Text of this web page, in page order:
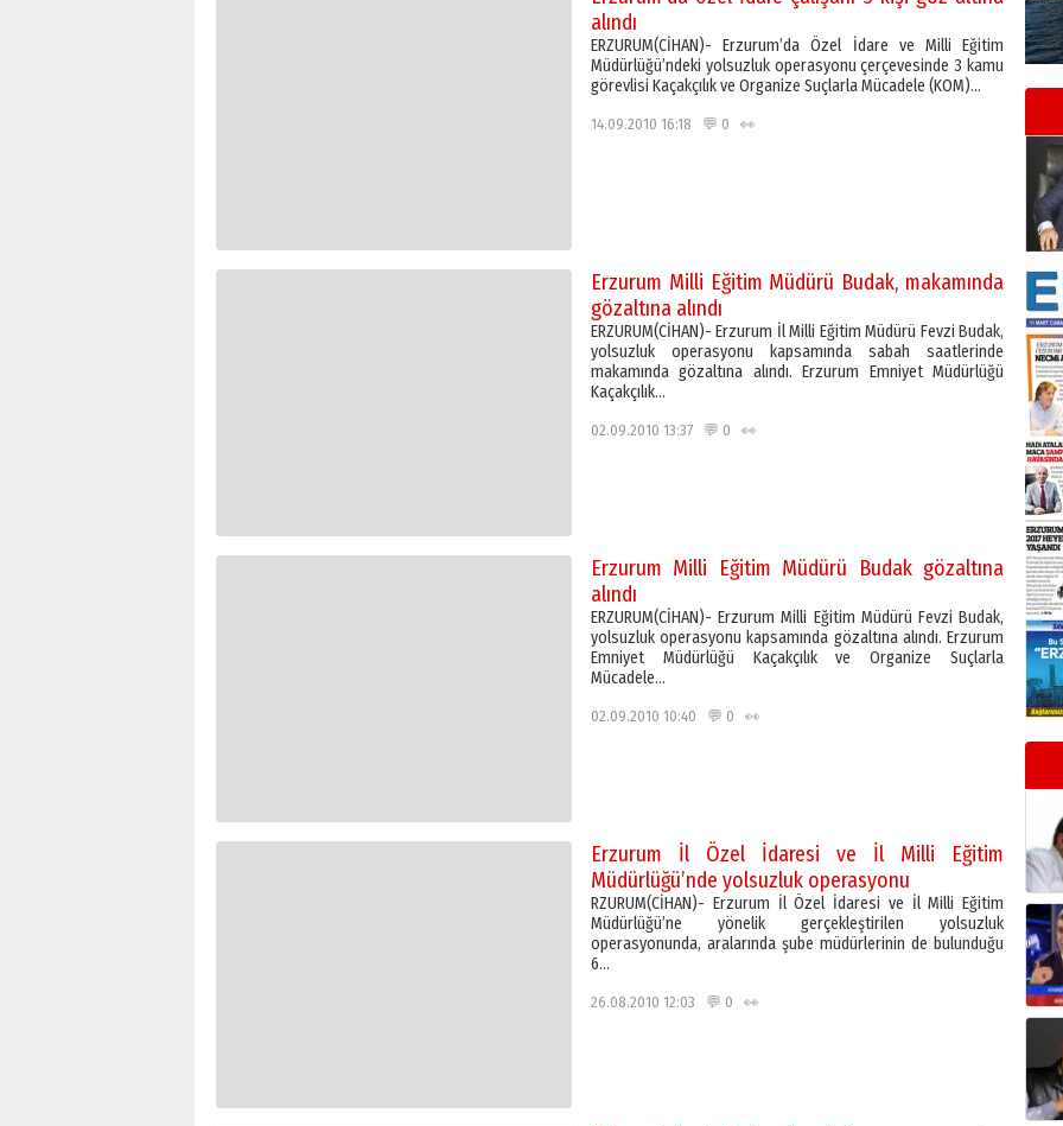
alındı
ERZURUM(CİHAN)- Erzurum’da Özel İdare ve Milli Eğitim
Müdürlüğü’ndeki yolsuzluk operasyonu çerçevesinde 3 kamu
görevlisi Kaçakçılık ve Organize Suçlarla Mücadele (KOM)…
14.09.2010 16:18 💬 0 👀
Erzurum Milli Eğitim Müdürü Budak, makamında
gözaltına alındı
ERZURUM(CİHAN)- Erzurum İl Milli Eğitim Müdürü Fevzi Budak,
yolsuzluk operasyonu kapsamında sabah saatlerinde
makamında gözaltına alındı. Erzurum Emniyet Müdürlüğü
Kaçakçılık…
02.09.2010 13:37 💬 0 👀
Erzurum Milli Eğitim Müdürü Budak gözaltına
alındı
ERZURUM(CİHAN)- Erzurum Milli Eğitim Müdürü Fevzi Budak,
yolsuzluk operasyonu kapsamında gözaltına alındı. Erzurum
Emniyet Müdürlüğü Kaçakçılık ve Organize Suçlarla
Mücadele…
02.09.2010 10:40 💬 0 👀
Erzurum İl Özel İdaresi ve İl Milli Eğitim
Müdürlüğü’nde yolsuzluk operasyonu
RZURUM(CİHAN)- Erzurum İl Özel İdaresi ve İl Milli Eğitim
Müdürlüğü’ne yönelik gerçekleştirilen yolsuzluk
operasyonunda, aralarında şube müdürlerinin de bulunduğu
6…
26.08.2010 12:03 💬 0 👀